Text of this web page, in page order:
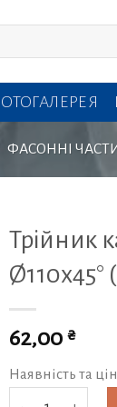
ФАСОННІ
Трійник
Ø110х45°
62,00 ₴
Наявність та
Трійник